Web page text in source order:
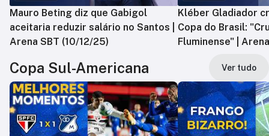
Mauro Beting diz que Gabigol
aceitaria reduzir salário no Santos |
Arena SBT (10/12/25)
Kléber Gladiador
Copa do Brasil:
Fluminense" |
Copa Sul-Americana Ver tudo